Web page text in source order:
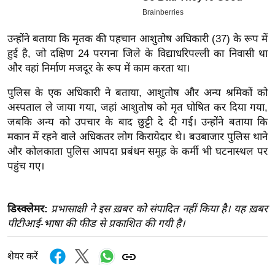
म
ई
-
पे
प
र
मि
सा
ल
बे
मि
सा
उन्होंने बताया कि मृतक की पहचान आशुतोष अधिकारी (37) के रूप में
हुई है, जो दक्षिण 24 परगना जिले के विद्याधरिपल्ली का निवासी था
और वहां निर्माण मजदूर के रूप में काम करता था।
पुलिस के एक अधिकारी ने बताया, आशुतोष और अन्य श्रमिकों को
अस्पताल ले जाया गया, जहां आशुतोष को मृत घोषित कर दिया गया,
जबकि अन्य को उपचार के बाद छुट्टी दे दी गई। उन्होंने बताया कि
मकान में रहने वाले अधिकतर लोग किरायेदार थे। बउबाजार पुलिस थाने
और कोलकाता पुलिस आपदा प्रबंधन समूह के कर्मी भी घटनास्थल पर
पहुंच गए।
डिस्क्लेमर: प्रभासाक्षी ने इस ख़बर को संपादित नहीं किया है। यह ख़बर
पीटीआई-भाषा की फीड से प्रकाशित की गयी है।
शेयर करें